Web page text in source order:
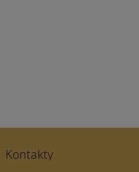
Kontakty